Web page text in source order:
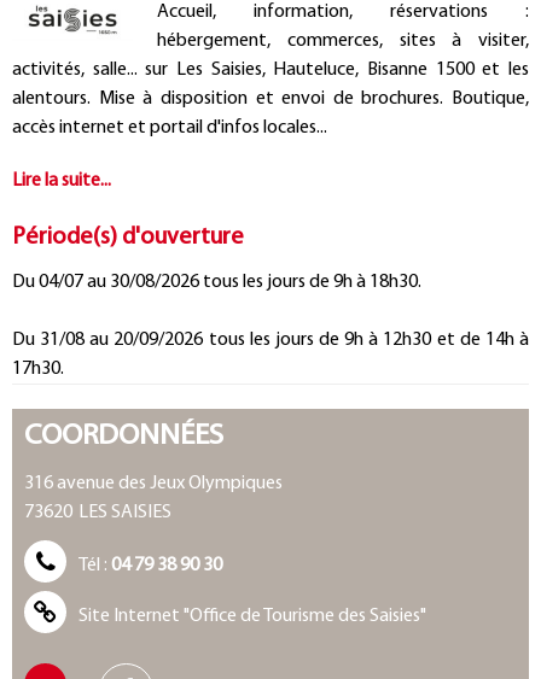
Accueil, information, réservations :
hébergement, commerces, sites à visiter,
activités, salle... sur Les Saisies, Hauteluce, Bisanne 1500 et les
alentours. Mise à disposition et envoi de brochures. Boutique,
accès internet et portail d'infos locales...
Période(s) d'ouverture
Du 04/07 au 30/08/2026 tous les jours de 9h à 18h30.
Du 31/08 au 20/09/2026 tous les jours de 9h à 12h30 et de 14h à
17h30.
COORDONNÉES
316 avenue des Jeux Olympiques
73620 LES SAISIES
Tél : 04 79 38 90 30
Site Internet "Office de Tourisme des Saisies"